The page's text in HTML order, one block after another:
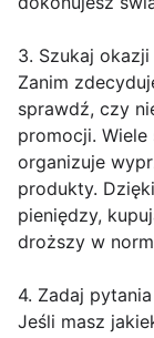
3. Szukaj okazji
Zanim
sprawdź, czy
promocji.
organizuje
produkty.
pieniędzy,
droższy w
4. Zadaj pytania
Jeśli masz